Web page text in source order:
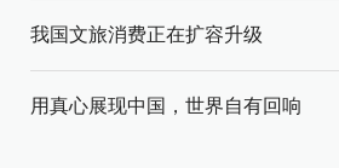
我国文旅消费正在扩容升级
用真心展现中国，世界自有回响